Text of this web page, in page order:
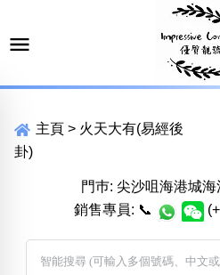
主頁 > 火天大有(易經後
卦)
門巿: 尖沙咀海港城
銷售專員: 📞